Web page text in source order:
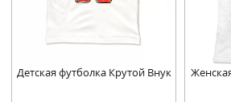
Детская футболка Крутой Внук